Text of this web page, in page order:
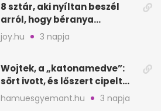
8 sztár, aki nyíltan beszél
arról, hogy béranya
segítette a családalapítást
joy.hu 3 napja
Wojtek, a „katonamedve”:
sört ivott, és lőszert cipelt
Monte Cassinónál
hamuesgyemant.hu 3 napja